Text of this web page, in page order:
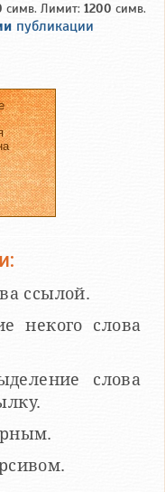
симв. Лимит: 1200 симв.
публикации
ссылой.
некого слова
слова